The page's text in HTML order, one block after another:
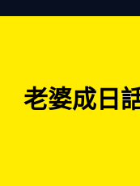
老婆成日